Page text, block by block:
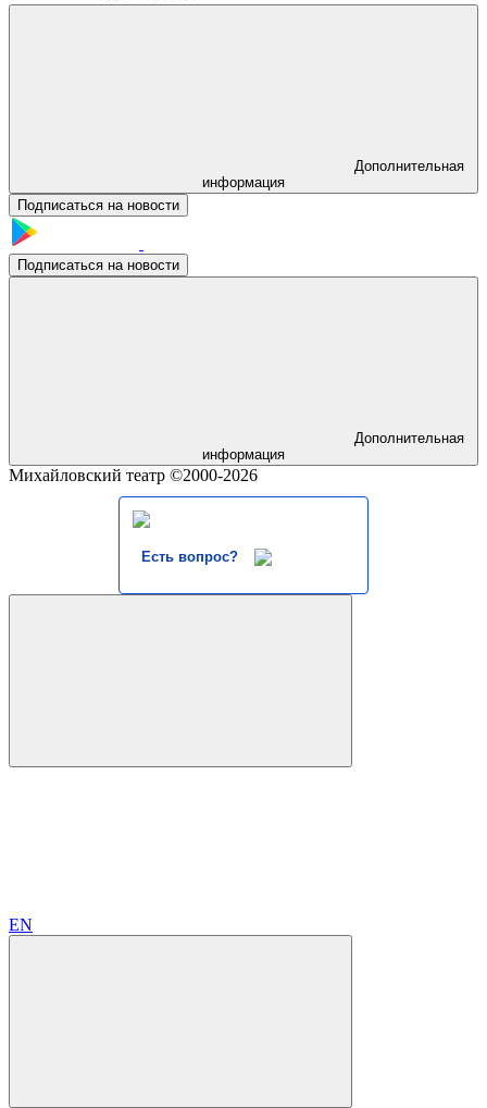
Дополнительная
информация
Подписаться на новости
Подписаться на новости
Дополнительная
информация
Михайловский театр ©2000-2026
Есть вопрос?
EN